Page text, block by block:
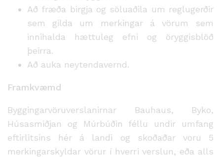
Að fræða birgja og söluaðila um reglugerðir
sem gilda um merkingar á vörum sem
innihalda hættuleg efni og öryggisblöð
þeirra.
Að auka neytendavernd.
Framkvæmd
Byggingarvöruverslanirnar Bauhaus, Byko,
Húsasmiðjan og Múrbúðin féllu undir umfang
eftirlitsins hér á landi og skoðaðar voru 5
merkingarskyldar vörur í hverri verslun, eða alls